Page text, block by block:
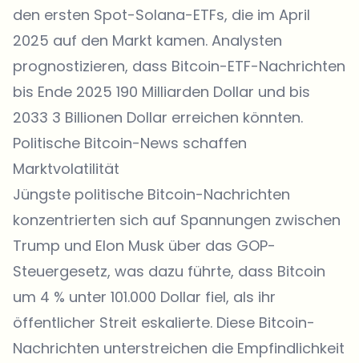
den ersten Spot-Solana-ETFs, die im April
2025 auf den Markt kamen. Analysten
prognostizieren, dass Bitcoin-ETF-Nachrichten
bis Ende 2025 190 Milliarden Dollar und bis
2033 3 Billionen Dollar erreichen könnten.
Politische Bitcoin-News schaffen
Marktvolatilität
Jüngste politische Bitcoin-Nachrichten
konzentrierten sich auf Spannungen zwischen
Trump und Elon Musk über das GOP-
Steuergesetz, was dazu führte, dass Bitcoin
um 4 % unter 101.000 Dollar fiel, als ihr
öffentlicher Streit eskalierte. Diese Bitcoin-
Nachrichten unterstreichen die Empfindlichkeit